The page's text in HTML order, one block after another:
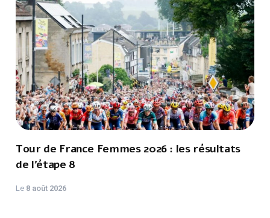
Tour de France Femmes 2026 : les résultats
de l’étape 8
Le 8 août 2026